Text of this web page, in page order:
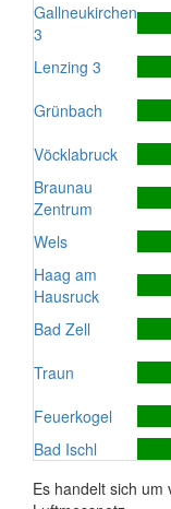
Gallneukirchen
3
Lenzing 3
Grünbach
Vöcklabruck
Braunau
Zentrum
Wels
Haag am
Hausruck
Bad Zell
Traun
Feuerkogel
Bad Ischl
Es handelt sich um